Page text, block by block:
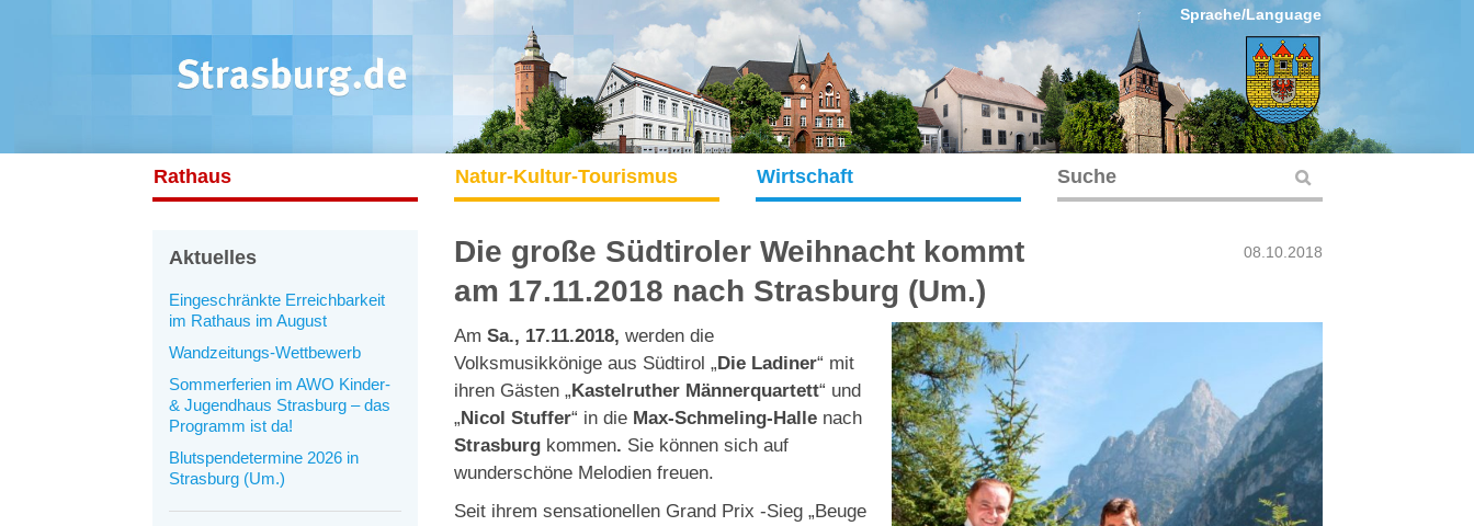
Sprache/Language
Rathaus Natur-Kultur-Tourismus Wirtschaft
Aktuelles
Eingeschränkte Erreichbarkeit
im Rathaus im August
Wandzeitungs-Wettbewerb
Sommerferien im AWO Kinder-
& Jugendhaus Strasburg – das
Programm ist da!
Blutspendetermine 2026 in
Strasburg (Um.)
08.10.2018
Die große Südtiroler Weihnacht kommt
am 17.11.2018 nach Strasburg (Um.)
Am Sa., 17.11.2018, werden die
Volksmusikkönige aus Südtirol „Die Ladiner“ mit
ihren Gästen „Kastelruther Männerquartett“ und
„Nicol Stuffer“ in die Max-Schmeling-Hallenach
Strasburg kommen. Sie können sich auf
wunderschöne Melodien freuen.
Seit ihrem sensationellen Grand Prix -Sieg „Beuge